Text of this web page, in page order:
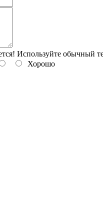
Используйте обычный
Хорошо